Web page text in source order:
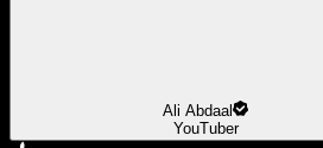
Ali Abdaal
YouTuber